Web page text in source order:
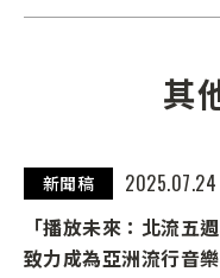
其
新聞稿
「播放未來：北流五
致力成為亞洲流行音